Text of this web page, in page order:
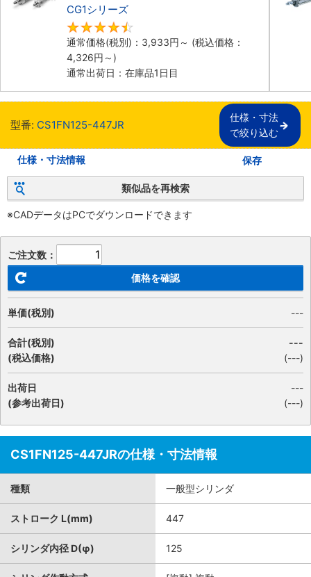
CG1シリーズ
通常価格(税別)： 3,933円 ～ (税込価格：
4,326円 ～)
通常出荷日：在庫品1日目
型番: CS1FN125-447JR
仕様・寸法
で絞り込む
仕様・寸法情報 保存
類似品を再検索
※CADデータはPCでダウンロードできます
ご注文数：
価格を確認
単価(税別) ---
合計(税別)
(税込価格)
---
(---)
出荷日
(参考出荷日)
---
(---)
CS1FN125-447JRの仕様・寸法情報
種類 一般型シリンダ
ストローク L(mm) 447
シリンダ内径 D(φ) 125